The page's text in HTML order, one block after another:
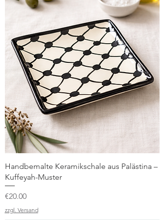
Quick View
Handbemalte Keramikschale aus Palästina –
Kuffeyah-Muster
Price
€20.00
zzgl. Versand